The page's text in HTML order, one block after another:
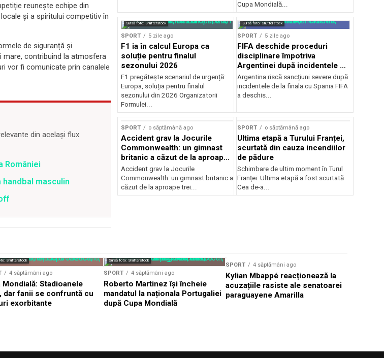
reunește echipe din
și a spiritului competitiv în
de siguranță și
mare, contribuind la atmosfera
vor fi comunicate prin canalele
din același flux
României
handbal masculin
Cupa Mondială...
Sursă foto: Shutterstock
SPORT 5 zile ago
F1 ia în calcul Europa ca
soluție pentru finalul
sezonului 2026
F1 pregătește scenariul de urgență:
Europa, soluția pentru finalul
sezonului din 2026 Organizatorii
Formulei...
Sursă foto: Shutterstock
SPORT 5 zile ago
FIFA deschide proceduri
disciplinare împotriva
Argentinei după incidentele de
la finala cu Spania
Argentina riscă sancțiuni severe după
incidentele de la finala cu Spania FIFA
a deschis...
SPORT o săptămână ago
Accident grav la Jocurile
Commonwealth: un gimnast
britanic a căzut de la aproape
trei metri
Accident grav la Jocurile
Commonwealth: un gimnast britanic a
căzut de la aproape trei...
SPORT o săptămână ago
Ultima etapă a Turului Franței,
scurtată din cauza incendiilor
de pădure
Schimbare de ultim moment în Turul
Franței: Ultima etapă a fost scurtată
Cea de-a...
Shutterstock
4 săptămâni ago
Mondială: Stadioanele
dar fanii se confruntă cu
exorbitante
Sursă foto: Shutterstock
SPORT 4 săptămâni ago
Roberto Martinez își încheie
mandatul la naționala Portugaliei
după Cupa Mondială
SPORT 4 săptămâni ago
Kylian Mbappé reacționează la
acuzațiile rasiste ale senatoarei
paraguayene Amarilla